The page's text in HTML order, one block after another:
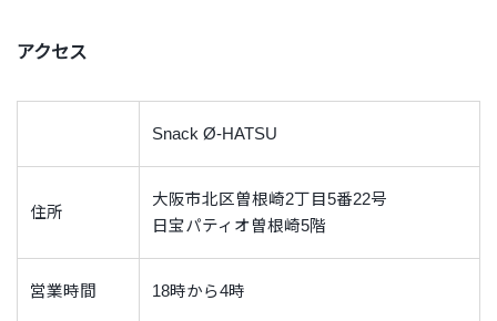
アクセス
Snack Ø-HATSU
住所
大阪市北区曽根崎2丁目5番22号
日宝パティオ曽根崎5階
営業時間 18時から4時